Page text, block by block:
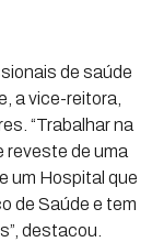
de saúde
a vice-reitora,
“Trabalhar na
reveste de uma
um Hospital que
de Saúde e tem
destacou.